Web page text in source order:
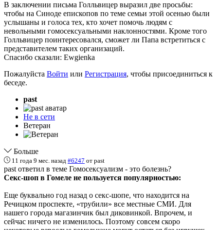
В заключении письма Голльвицер выразил две просьбы:
чтобы на Синоде епископов по теме семьи этой осенью были
услышаны и голоса тех, кто хочет помочь людям с
невольными гомосексуальными наклонностями. Кроме того
Голльвицер поинтересовался, сможет ли Папа встретиться с
представителем таких организаций.
Спасибо сказали: Ewgienka
Пожалуйста Войти или Регистрация, чтобы присоединиться к
беседе.
past
Не в сети
Ветеран
Больше
11 года 9 мес. назад #6247 от past
past ответил в теме Гомосексуализм - это болезнь?
Секс-шоп в Гомеле не пользуется популярностью:
Еще буквально год назад о секс-шопе, что находится на
Речицком проспекте, «трубили» все местные СМИ. Для
нашего города магазинчик был диковинкой. Впрочем, и
сейчас ничего не изменилось. Поэтому совсем скоро